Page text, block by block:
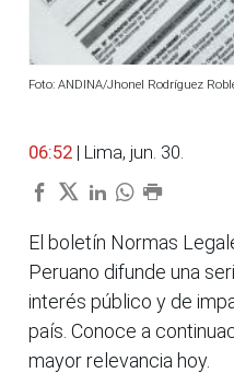
Foto: ANDINA/Jhonel Rodríguez
06:52 | Lima, jun. 30.
El boletín Normas
Peruano difunde una
interés público y de
país. Conoce a
mayor relevancia hoy.